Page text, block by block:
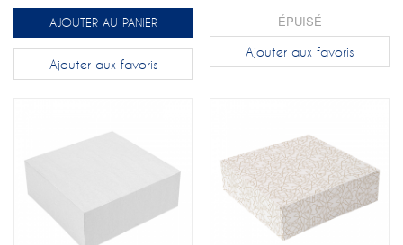
AJOUTER AU PANIER
Ajouter aux favoris
ÉPUISÉ
Ajouter aux favoris